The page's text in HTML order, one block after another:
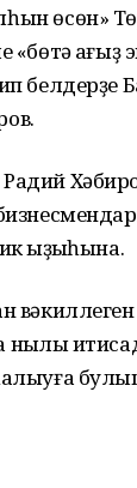
өсөн»
«бөтә ҡағыҙ
белдерҙе
ҡыҙыҡһына.